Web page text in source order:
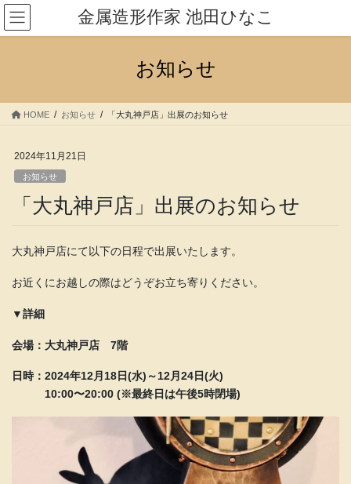
コ
ン
テ
ス
ナ
ビ
ゲ
ン
金属造形作家 池田ひなこ
お知らせ
HOME お知らせ 「大丸神戸店」出展のお知らせ
2024年11月21日
お知らせ
「大丸神戸店」出展のお知らせ
大丸神戸店にて以下の日程で出展いたします。
お近くにお越しの際はどうぞお立ち寄りください。
▼詳細
会場：大丸神戸店 7階
日時：2024年12月18日(水)～12月24日(火)
10:00〜20:00 (※最終日は午後5時閉場)